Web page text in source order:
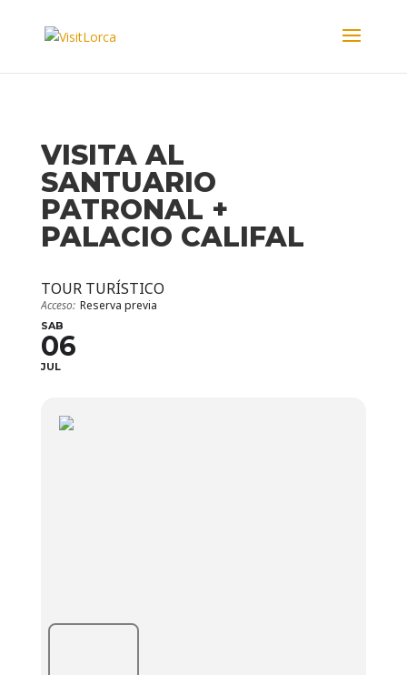
VISITA AL
SANTUARIO
PATRONAL +
PALACIO CALIFAL
TOUR TURÍSTICO
Acceso: Reserva previa
SAB
06
JUL